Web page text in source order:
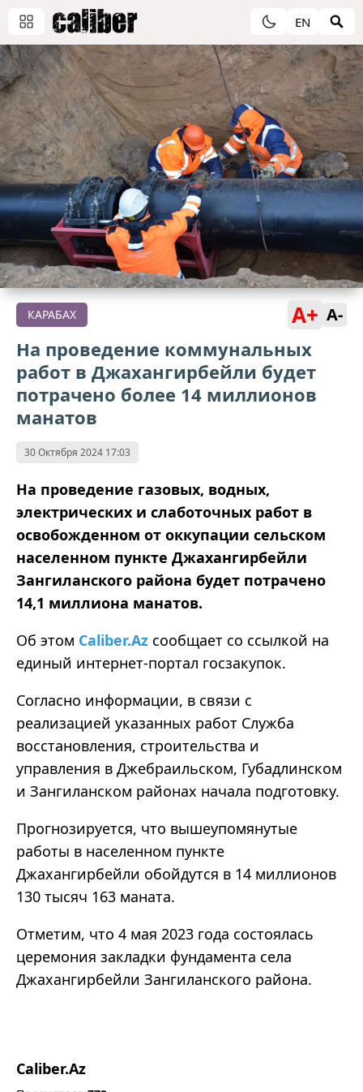
EN
КАРАБАХ A+ A-
На проведение коммунальных
работ в Джахангирбейли будет
потрачено более 14 миллионов
манатов
30 Октября 2024 17:03
На проведение газовых, водных,
электрических и слаботочных работ в
освобожденном от оккупации сельском
населенном пункте Джахангирбейли
Зангиланского района будет потрачено
14,1 миллиона манатов.
Об этом Caliber.Az сообщает со ссылкой на
единый интернет-портал госзакупок.
Согласно информации, в связи с
реализацией указанных работ Служба
восстановления, строительства и
управления в Джебраильском, Губадлинском
и Зангиланском районах начала подготовку.
Прогнозируется, что вышеупомянутые
работы в населенном пункте
Джахангирбейли обойдутся в 14 миллионов
130 тысяч 163 маната.
Отметим, что 4 мая 2023 года состоялась
церемония закладки фундамента села
Джахангирбейли Зангиланского района.
Caliber.Az